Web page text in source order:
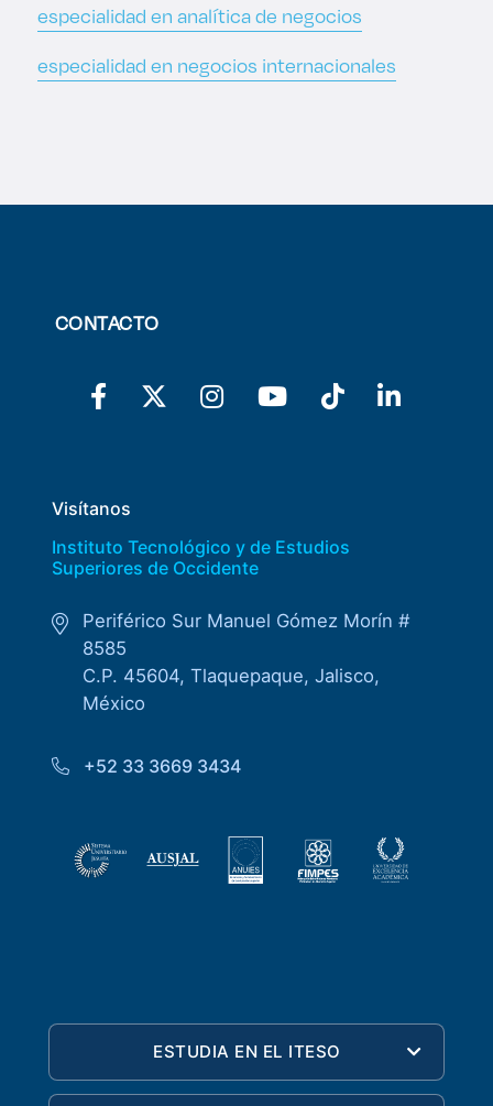
especialidad en analítica de negocios
especialidad en negocios internacionales
CONTACTO
Visítanos
Instituto Tecnológico y de Estudios
Superiores de Occidente
Periférico Sur Manuel Gómez Morín #
8585
C.P. 45604, Tlaquepaque, Jalisco,
México
+52 33 3669 3434
ESTUDIA EN EL ITESO